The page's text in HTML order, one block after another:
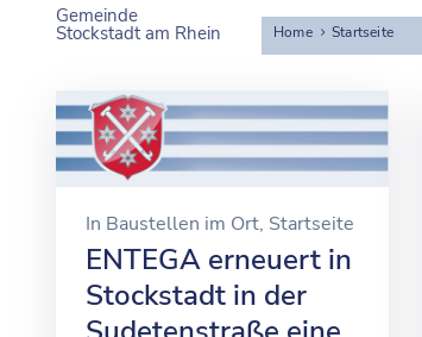
Gemeinde
Stockstadt am Rhein Home Startseite
In Baustellen im Ort‚ Startseite
ENTEGA erneuert in
Stockstadt in der